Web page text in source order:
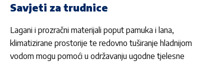
Savjeti za trudnice
Lagani i prozračni materijali poput pamuka i lana,
klimatizirane prostorije te redovno tuširanje hladnijom
vodom mogu pomoći u održavanju ugodne tjelesne